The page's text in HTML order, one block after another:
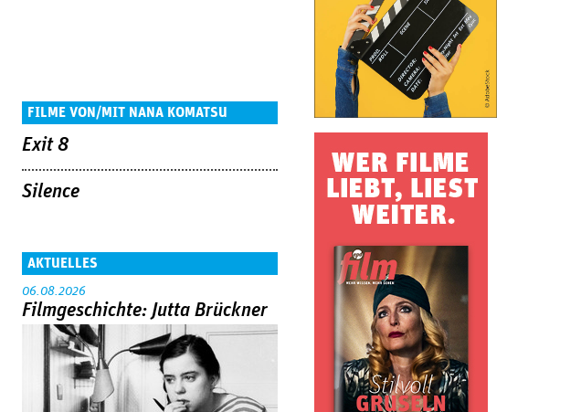
FILME VON/MIT NANA KOMATSU
Exit 8
Silence
AKTUELLES
06.08.2026
Filmgeschichte: Jutta Brückner